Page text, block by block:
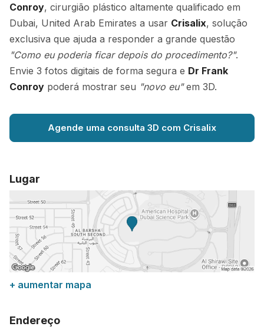
Conroy, cirurgião plástico altamente qualificado em
Dubai, United Arab Emirates a usar Crisalix, solução
exclusiva que ajuda a responder a grande questão
"Como eu poderia ficar depois do procedimento?".
Envie 3 fotos digitais de forma segura e Dr Frank
Conroy poderá mostrar seu "novo eu"em 3D.
Agende uma consulta 3D com Crisalix
Lugar
+ aumentar mapa
Endereço